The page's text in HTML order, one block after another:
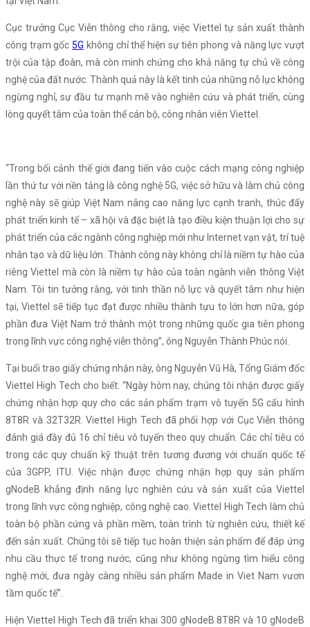
Cục trưởng Cục Viễn thông cho rằng, việc Viettel tự sản xuất thành
công trạm gốc5G không chỉ thể hiện sự tiên phong và năng lực vượt
trội của tập đoàn, mà còn minh chứng cho khả năng tự chủ về công
nghệ của đất nước. Thành quả này là kết tinh của những nỗ lực không
ngừng nghỉ, sự đầu tư mạnh mẽ vào nghiên cứu và phát triển, cùng
lòng quyết tâm của toàn thể cán bộ, công nhân viên Viettel.
“Trong bối cảnh thế giới đang tiến vào cuộc cách mạng công nghiệp
lần thứ tư với nền tảng là công nghệ 5G, việc sở hữu và làm chủ công
nghệ này sẽ giúp Việt Nam nâng cao năng lực cạnh tranh, thúc đẩy
phát triển kinh tế – xã hội và đặc biệt là tạo điều kiện thuận lợi cho sự
phát triển của các ngành công nghiệp mới như Internet vạn vật, trí tuệ
nhân tạo và dữ liệu lớn. Thành công này không chỉ là niềm tự hào của
riêng Viettel mà còn là niềm tự hào của toàn ngành viễn thông Việt
Nam. Tôi tin tưởng rằng, với tinh thần nỗ lực và quyết tâm như hiện
tại, Viettel sẽ tiếp tục đạt được nhiều thành tựu to lớn hơn nữa, góp
phần đưa Việt Nam trở thành một trong những quốc gia tiên phong
trong lĩnh vực công nghệ viễn thông”, ông Nguyễn Thành Phúc nói.
Tại buổi trao giấy chứng nhận này, ông Nguyễn Vũ Hà, Tổng Giám đốc
Viettel High Tech cho biết: “Ngày hôm nay, chúng tôi nhận được giấy
chứng nhận hợp quy cho các sản phẩm trạm vô tuyến 5G cấu hình
8T8R và 32T32R. Viettel High Tech đã phối hợp với Cục Viễn thông
đánh giá đầy đủ 16 chỉ tiêu vô tuyến theo quy chuẩn. Các chỉ tiêu có
trong các quy chuẩn kỹ thuật trên tương đương với chuẩn quốc tế
của 3GPP, ITU. Việc nhận được chứng nhận hợp quy sản phẩm
gNodeB khẳng định năng lực nghiên cứu và sản xuất của Viettel
trong lĩnh vực công nghiệp, công nghệ cao. Viettel High Tech làm chủ
toàn bộ phần cứng và phần mềm, toàn trình từ nghiên cứu, thiết kế
đến sản xuất. Chúng tôi sẽ tiếp tục hoàn thiện sản phẩm để đáp ứng
nhu cầu thực tế trong nước, cũng như không ngừng tìm hiểu công
nghệ mới, đưa ngày càng nhiều sản phẩm Made in Viet Nam vươn
tầm quốc tế”.
Hiện Viettel High Tech đã triển khai 300 gNodeB 8T8R và 10 gNodeB